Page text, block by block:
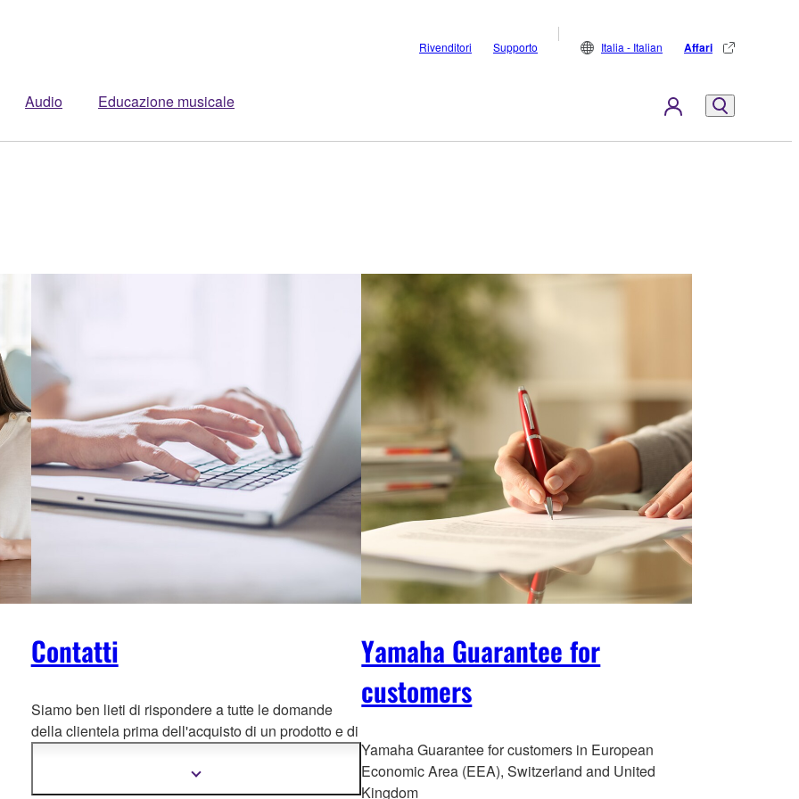
Audio Educazione musicale
Rivenditori Supporto Italia - Italian Affari
Contatti
Siamo ben lieti di rispondere a tutte le domande
della clientela prima dell'acquisto di un prodotto e di
l'acquisto in caso di necessità.Mostra
Yamaha Guarantee for
customers
Yamaha Guarantee for customers in European
Economic Area (EEA), Switzerland and United
Kingdom